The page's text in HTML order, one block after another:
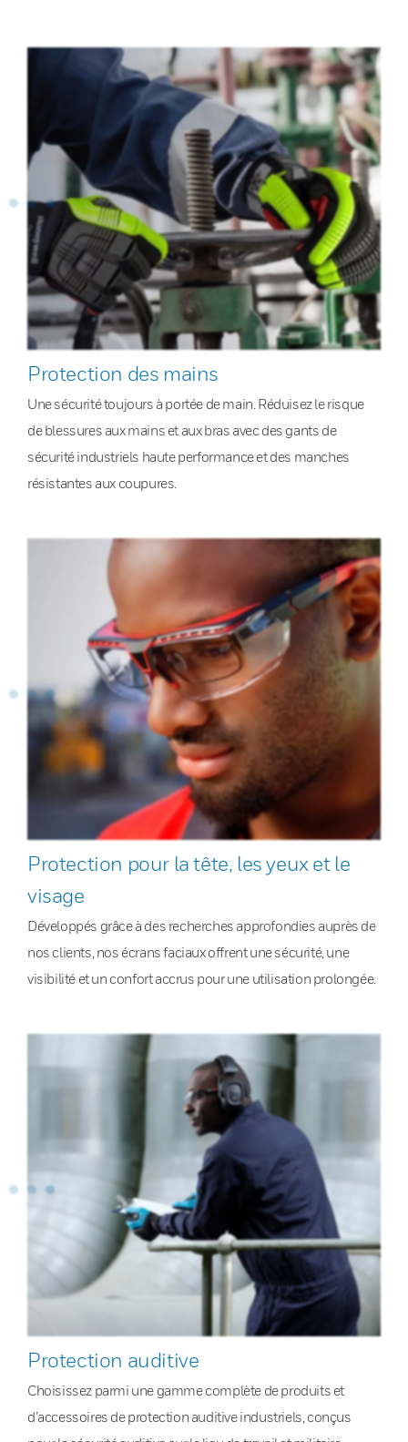
Protection des mains
Une sécurité toujours à portée de main. Réduisez le risque
de blessures aux mains et aux bras avec des gants de
sécurité industriels haute performance et des manches
résistantes aux coupures.
Protection pour la tête, les yeux et le
visage
Développés grâce à des recherches approfondies auprès de
nos clients, nos écrans faciaux offrent une sécurité, une
visibilité et un confort accrus pour une utilisation prolongée.
Protection auditive
Choisissez parmi une gamme complète de produits et
d’accessoires de protection auditive industriels, conçus